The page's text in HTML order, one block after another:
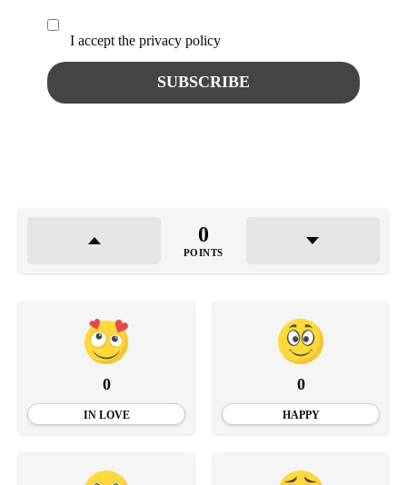
I accept the privacy policy
0
POINTS
0
IN LOVE
0
HAPPY